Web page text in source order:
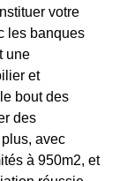
votre
les banques
une
et
bout des
des
avec
à 950m2, et